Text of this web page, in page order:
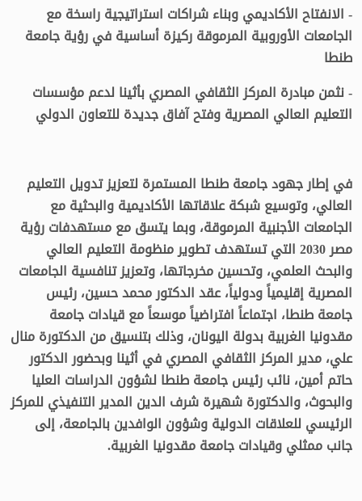
- الانفتاح الأكاديمي وبناء شراكات استراتيجية راسخة مع
الجامعات الأوروبية المرموقة ركيزة أساسية في رؤية جامعة
طنطا
- نثمن مبادرة المركز الثقافي المصري بأثينا لدعم مؤسسات
التعليم العالي المصرية وفتح آفاق جديدة للتعاون الدولي
في إطار جهود جامعة طنطا المستمرة لتعزيز تدويل التعليم
العالي، وتوسيع شبكة علاقاتها الأكاديمية والبحثية مع
الجامعات الأجنبية المرموقة، وبما يتسق مع مستهدفات رؤية
مصر 2030 التي تستهدف تطوير منظومة التعليم العالي
والبحث العلمي، وتحسين مخرجاتها، وتعزيز تنافسية الجامعات
المصرية إقليمياً ودولياً، عقد الدكتور محمد حسين، رئيس
جامعة طنطا، اجتماعاً افتراضياً موسعاً مع قيادات جامعة
مقدونيا الغربية بدولة اليونان، وذلك بتنسيق من الدكتورة منال
علي، مدير المركز الثقافي المصري في أثينا وبحضور الدكتور
حاتم أمين، نائب رئيس جامعة طنطا لشؤون الدراسات العليا
والبحوث، والدكتورة شهيرة شرف الدين المدير التنفيذي للمركز
الرئيسي للعلاقات الدولية وشؤون الوافدين بالجامعة، إلى
جانب ممثلي وقيادات جامعة مقدونيا الغربية.